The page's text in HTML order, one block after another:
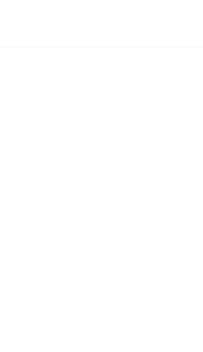
benefícios que impactam
de uma rede de automação
antes que se tornem
Industrial
de automação industrial
como temperatura,